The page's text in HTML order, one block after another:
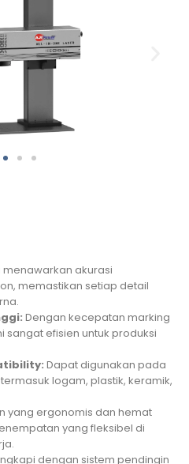
menawarkan akurasi
memastikan setiap detail
Dengan kecepatan marking
sangat efisien untuk produksi
Dapat digunakan pada
logam, plastik, keramik,
yang ergonomis dan hemat
yang fleksibel di
dengan sistem pendingin